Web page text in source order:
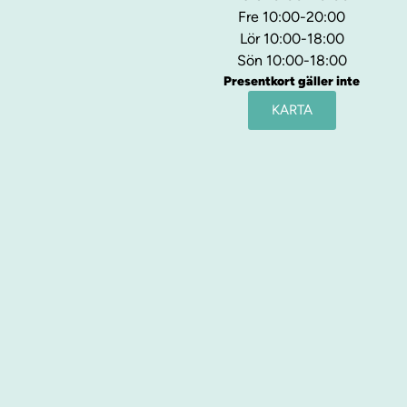
Fre 10:00-20:00
Lör 10:00-18:00
Sön 10:00-18:00
Presentkort gäller inte
KARTA